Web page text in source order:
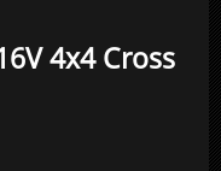
4x4 Cross